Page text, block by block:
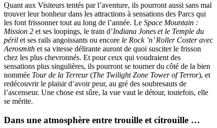
Quant aux Visiteurs tentés par l’aventure, ils pourront aussi sans mal
trouver leur bonheur dans les attractions à sensations des Parcs qui
les font frissonner tout au long de l’année. Le Space Mountain :
Mission 2 et ses loopings, le train d’Indiana Joneset le Temple du
péril et ses rails angoissants ou encore le Rock ’n’ Roller Coster avec
Aerosmith et sa vitesse délirante auront de quoi susciter le frisson
chez les plus chevronnés. Et pour ceux qui voudraient des
sensations plus singulières, ils pourront se tourner du côté de la bien
nommée Tour de la Terreur(The Twilight Zone Tower of Terror), et
redécouvrir le plaisir d’avoir peur, au gré des soubresauts de
l’ascenseur. Une chose est sûre, la vue vaut le détour, toutefois, elle
se mérite.
Dans une atmosphère entre trouille et citrouille …